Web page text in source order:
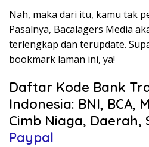
Nah, maka dari itu, kamu tak
Pasalnya, Bacalagers Media
terlengkap dan terupdate.
bookmark laman ini, ya!
Daftar Kode Bank
Indonesia: BNI, BCA,
Cimb Niaga, Daerah,
Paypal